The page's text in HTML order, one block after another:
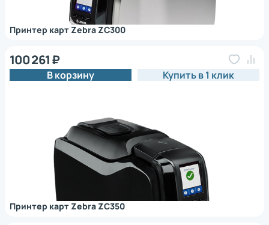
Принтер карт Zebra ZC300
Принтер карт Zebra ZC350
100 261 ₽
В корзину Купить в 1 клик